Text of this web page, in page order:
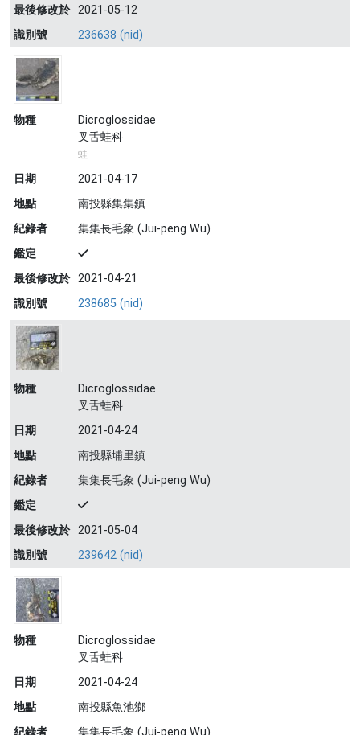
最後修改於 2021-05-12
識別號
236638 (nid)
物種
Dicroglossidae
叉舌蛙科
蛙
日期
2021-04-17
地點
南投縣集集鎮
紀錄者
集集長毛象 (Jui-peng Wu)
鑑定
最後修改於 2021-04-21
識別號
238685 (nid)
物種
Dicroglossidae
叉舌蛙科
日期
2021-04-24
地點
南投縣埔里鎮
紀錄者
集集長毛象 (Jui-peng Wu)
鑑定
最後修改於 2021-05-04
識別號
239642 (nid)
物種
Dicroglossidae
叉舌蛙科
日期
2021-04-24
地點
南投縣魚池鄉
紀錄者
集集長毛象 (Jui-peng Wu)